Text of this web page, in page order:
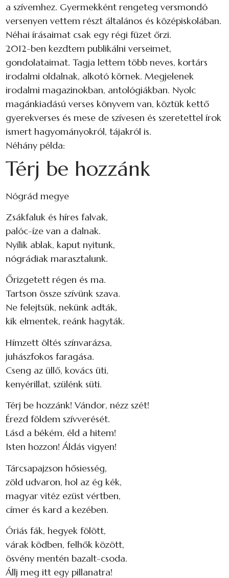
a szívemhez. Gyermekként rengeteg versmondó
versenyen vettem részt általános és középiskolában.
Néhai írásaimat csak egy régi füzet őrzi.
2012-ben kezdtem publikálni verseimet,
gondolataimat. Tagja lettem több neves, kortárs
irodalmi oldalnak, alkotó körnek. Megjelenek
irodalmi magazinokban, antológiákban. Nyolc
magánkiadású verses könyvem van, köztük kettő
gyerekverses és mese de szívesen és szeretettel írok
ismert hagyományokról, tájakról is.
Néhány példa:
Térj be hozzánk
Nógrád megye
Zsákfaluk és híres falvak,
palóc-íze van a dalnak.
Nyílik ablak, kaput nyitunk,
nógrádiak marasztalunk.
Őrizgetett régen és ma.
Tartson össze szívünk szava.
Ne felejtsük, nekünk adták,
kik elmentek, reánk hagyták.
Hímzett öltés színvarázsa,
juhászfokos faragása.
Cseng az üllő, kovács üti,
kenyérillat, szülénk süti.
Térj be hozzánk! Vándor, nézz szét!
Érezd földem szívverését.
Lásd a békém, éld a hitem!
Isten hozzon! Áldás vigyen!
Tárcsapajzson hősiesség,
zöld udvaron, hol az ég kék,
magyar vitéz ezüst vértben,
címer és kard a kezében.
Óriás fák, hegyek fölött,
várak ködben, felhők között,
ösvény mentén bazalt-csoda.
Állj meg itt egy pillanatra!